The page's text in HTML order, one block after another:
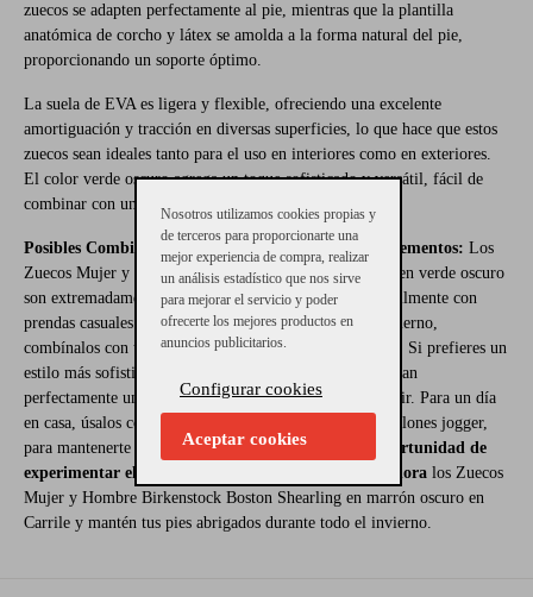
zuecos se adapten perfectamente al pie, mientras que la plantilla
anatómica de corcho y látex se amolda a la forma natural del pie,
proporcionando un soporte óptimo.
La suela de EVA es ligera y flexible, ofreciendo una excelente
amortiguación y tracción en diversas superficies, lo que hace que estos
zuecos sean ideales tanto para el uso en interiores como en exteriores.
El color verde oscuro agrega un toque sofisticado y versátil, fácil de
combinar con una variedad de estilos y prendas.
Posibles Combinaciones con Otras Prendas o Complementos: Los
Zuecos Mujer y Hombre Birkenstock Boston Shearling en verde oscuro
son extremadamente versátiles y pueden combinarse fácilmente con
prendas casuales y elegantes. Para un look casual de invierno,
combínalos con unos jeans ajustados y un suéter de lana. Si prefieres un
estilo más sofisticado, estos zuecos también complementan
perfectamente un abrigo largo y unos pantalones de vestir. Para un día
en casa, úsalos con ropa cómoda, como leggings o pantalones jogger,
para mantenerte abrigado y cómodo.No pierdas la oportunidad de
experimentar el máximo confort y estilo. Compra ahora los Zuecos
Mujer y Hombre Birkenstock Boston Shearling en marrón oscuro en
Carrile y mantén tus pies abrigados durante todo el invierno.
Nosotros utilizamos cookies propias y
de terceros para proporcionarte una
mejor experiencia de compra, realizar
un análisis estadístico que nos sirve
para mejorar el servicio y poder
ofrecerte los mejores productos en
anuncios publicitarios.
Configurar cookies
Aceptar cookies